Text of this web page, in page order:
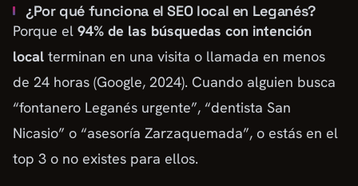
¿Por qué funciona el SEO local en Leganés?
Porque el 94% de las búsquedas con intención
local terminan en una visita o llamada en menos
de 24 horas (Google, 2024). Cuando alguien busca
“fontanero Leganés urgente”, “dentista San
Nicasio” o “asesoría Zarzaquemada”, o estás en el
top 3 o no existes para ellos.